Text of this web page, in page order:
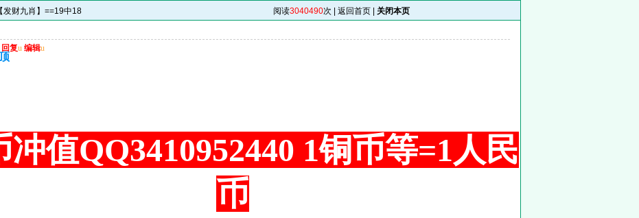
发财九肖】==19中18 阅读3040490次 | 返回首页 关闭本页
回复u 编辑u
冲值QQ3410952440 1铜币等=1人民
币